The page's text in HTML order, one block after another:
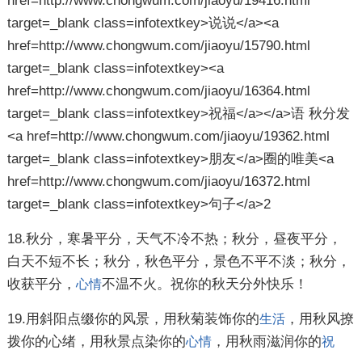
18.秋分，寒暑平分，天气不冷不热；秋分，昼夜平分，
白天不短不长；秋分，秋色平分，景色不平不淡；秋分，
收获平分， 心情不温不火。祝你的秋天分外快乐！
19.用斜阳点缀你的风景，用秋菊装饰你的生活，用秋风撩
拨你的心绪，用秋景点染你的心情，用秋雨滋润你的祝